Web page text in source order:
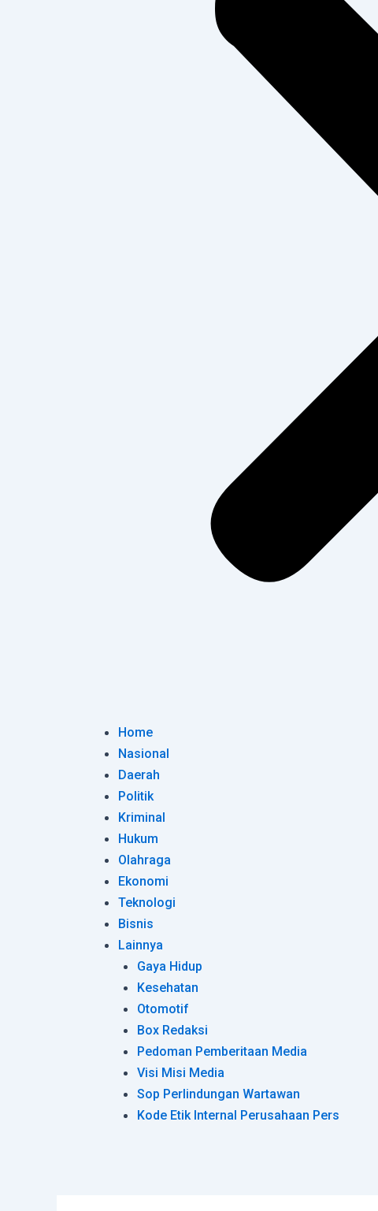
Home
Nasional
Daerah
Politik
Kriminal
Hukum
Olahraga
Ekonomi
Teknologi
Bisnis
Lainnya
Gaya Hidup
Kesehatan
Otomotif
Box Redaksi
Pedoman Pemberitaan Media
Visi Misi Media
Sop Perlindungan Wartawan
Kode Etik Internal Perusahaan Pers